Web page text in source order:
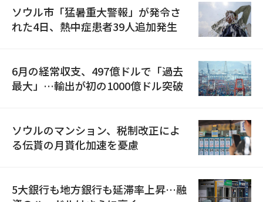
ソウル市「猛暑重大警報」が発令さ
れた4日、熱中症患者39人追加発生
6月の経常収支、497億ドルで「過去
最大」…輸出が初の1000億ドル突破
ソウルのマンション、税制改正によ
る伝貰の月貰化加速を憂慮
5大銀行も地方銀行も延滞率上昇…融